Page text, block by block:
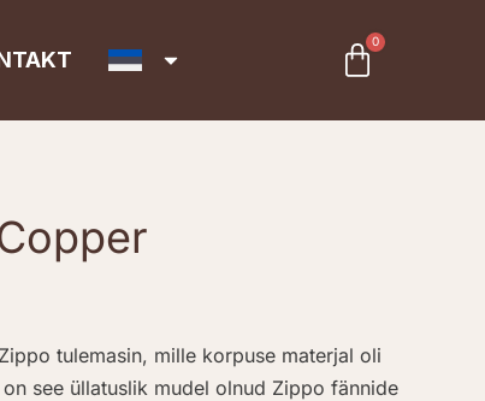
0
Cart
tulemasin, mille korpuse materjal oli
see üllatuslik mudel olnud Zippo fännide